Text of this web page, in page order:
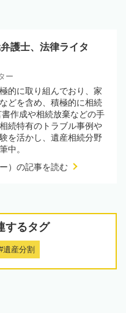
護士、法律ライタ
ー
的に取り組んでおり、家
どを含め、積極的に相続
作成や相続放棄などの手
続特有のトラブル事例や
を活かし、遺産相続分野
中。
）の記事を読む
するタグ
遺産分割